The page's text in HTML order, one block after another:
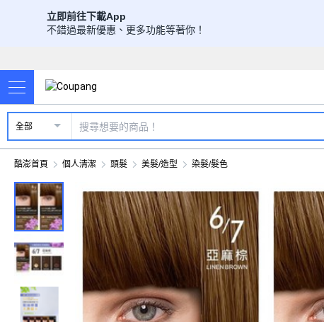
立即前往下載App
不錯過最新優惠、更多功能等著你！
全部
酷澎首頁 個人清潔 頭髮 美髮/造型 染髮/髮色